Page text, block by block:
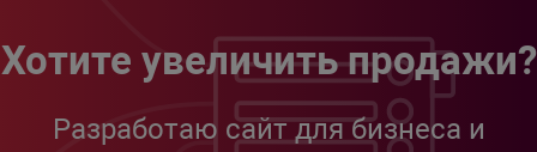
Хотите увеличить продажи?
Разработаю сайт для бизнеса и